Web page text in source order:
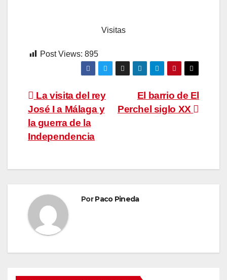
Visitas
Post Views: 895
Navegación
de
entradas
El barrio de El
Perchel siglo XX
La visita del rey
José I a Málaga y
la guerra de la
Independencia
PorPaco Pineda